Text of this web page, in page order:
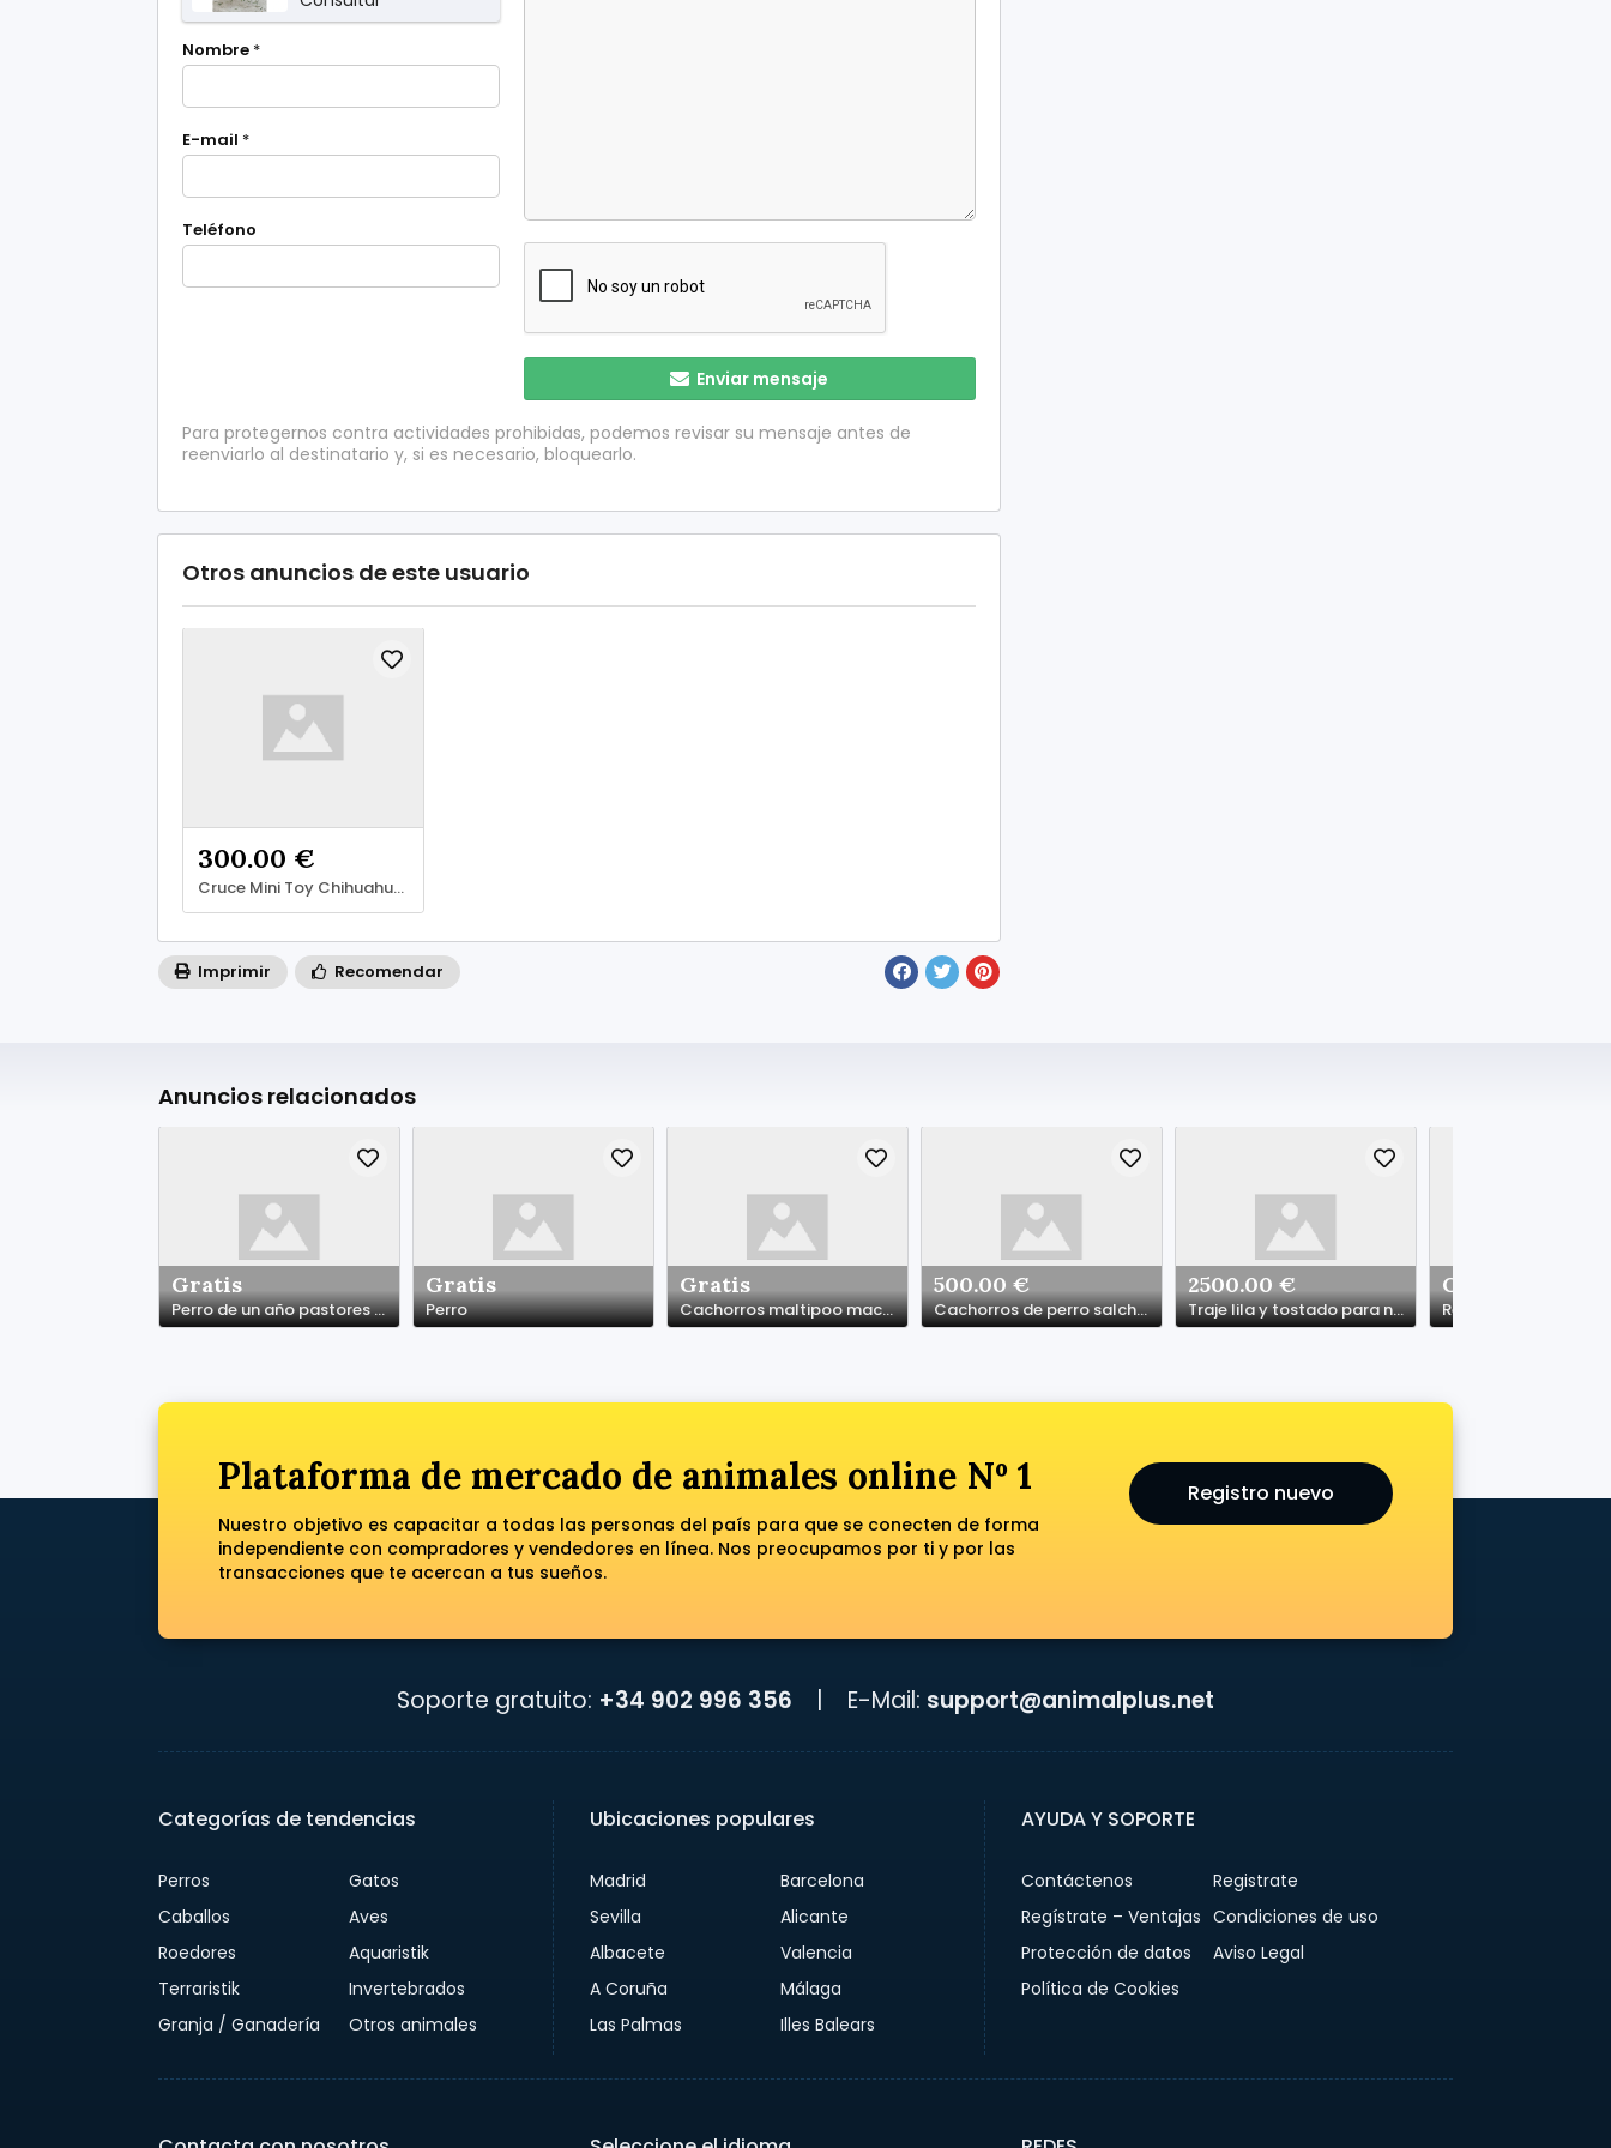
Tarragona
Nombre *
E-mail *
Teléfono
Enviar mensaje
Para protegernos contra actividades prohibidas, podemos revisar su mensaje antes de
reenviarlo al destinatario y, si es necesario, bloquearlo.
Otros anuncios de este usuario
300.00 €
Cruce Mini Toy Chihuahuas Con Lulu de pomerania Barcelona
Imprimir Recomendar
Anuncios relacionados
Gratis
Perro de un año pastores alemanes
Gratis
Perro
Gratis
Cachorros maltipoo macho y hembra en adopción.
500.00 €
Cachorros de perro salchicha disponibles
2500.00 €
Traje lila y tostado para niña
Gratis
Regalo perrita
Plataforma de mercado de animales online Nº 1
Nuestro objetivo es capacitar a todas las personas del país para que se conecten de forma
independiente con compradores y vendedores en línea. Nos preocupamos por ti y por las
transacciones que te acercan a tus sueños.
Registro nuevo
Soporte gratuito: +34 902 996 356 | E-Mail: support@animalplus.net
Categorías de tendencias
Perros
Gatos
Caballos
Aves
Roedores
Aquaristik
Terraristik
Invertebrados
Granja / Ganadería
Otros animales
Ubicaciones populares
Madrid
Barcelona
Sevilla
Alicante
Albacete
Valencia
A Coruña
Málaga
Las Palmas
Illes Balears
AYUDA Y SOPORTE
Contáctenos
Registrate
Regístrate – Ventajas Condiciones de uso
Protección de datos
Aviso Legal
Política de Cookies